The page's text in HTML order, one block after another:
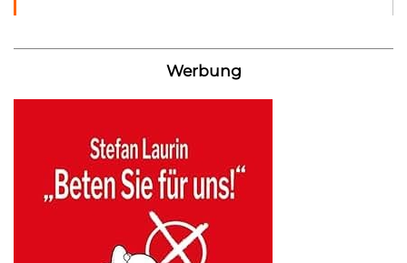
Werbung